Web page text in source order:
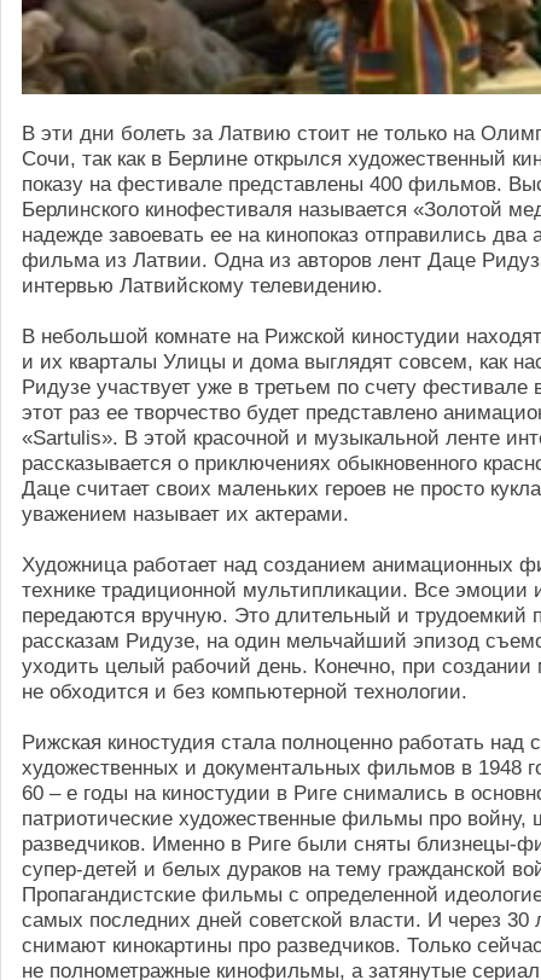
В эти дни болеть за Латвию стоит не только на
Сочи, так как в Берлине открылся художественный
показу на фестивале представлены 400 фильмов.
Берлинского кинофестиваля называется «Золотой
надежде завоевать ее на кинопоказ отправились
фильма из Латвии. Одна из авторов лент Даце
интервью Латвийскому телевидению.
В небольшой комнате на Рижской киностудии
и их кварталы Улицы и дома выглядят совсем, как
Ридузе участвует уже в третьем по счету фестивале
этот раз ее творчество будет представлено
«Sartulis». В этой красочной и музыкальной ленте
рассказывается о приключениях обыкновенного
Даце считает своих маленьких героев не просто
уважением называет их актерами.
Художница работает над созданием анимационных
технике традиционной мультипликации. Все эмоции
передаются вручную. Это длительный и трудоемкий
рассказам Ридузе, на один мельчайший эпизод
уходить целый рабочий день. Конечно, при
не обходится и без компьютерной технологии.
Рижская киностудия стала полноценно работать над
художественных и документальных фильмов в 1948
60 – е годы на киностудии в Риге снимались в
патриотические художественные фильмы про войну,
разведчиков. Именно в Риге были сняты близнецы-
супер-детей и белых дураков на тему гражданской
Пропагандистские фильмы с определенной
самых последних дней советской власти. И через 30
снимают кинокартины про разведчиков. Только
не полнометражные кинофильмы, а затянутые